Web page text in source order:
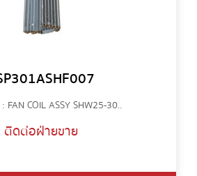
FAN COIL ASSY SHW25-30..
ติดต่อฝ่ายขาย